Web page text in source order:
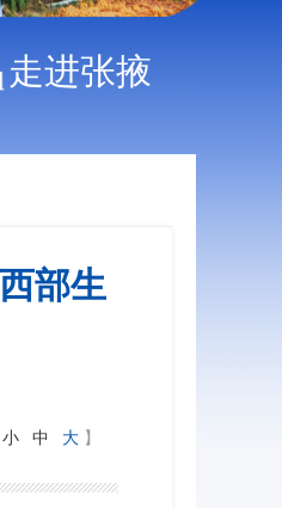
走进张掖
部生
小 中 大 】